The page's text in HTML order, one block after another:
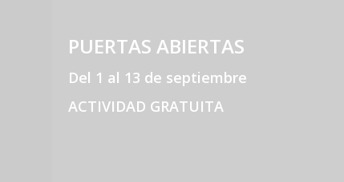
PUERTAS ABIERTAS
Del 1 al 13 de septiembre
ACTIVIDAD GRATUITA